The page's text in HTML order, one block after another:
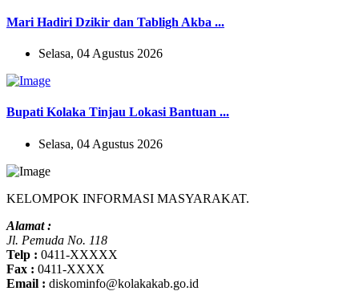
Mari Hadiri Dzikir dan Tabligh Akba ...
Selasa, 04 Agustus 2026
Bupati Kolaka Tinjau Lokasi Bantuan ...
Selasa, 04 Agustus 2026
KELOMPOK INFORMASI MASYARAKAT.
Alamat :
Jl. Pemuda No. 118
Telp : 0411-XXXXX
Fax : 0411-XXXX
Email : diskominfo@kolakakab.go.id